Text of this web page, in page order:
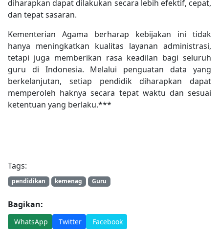
diharapkan dapat dilakukan secara lebih efektif, cepat,
dan tepat sasaran.
Kementerian Agama berharap kebijakan ini tidak
hanya meningkatkan kualitas layanan administrasi,
tetapi juga memberikan rasa keadilan bagi seluruh
guru di Indonesia. Melalui penguatan data yang
berkelanjutan, setiap pendidik diharapkan dapat
memperoleh haknya secara tepat waktu dan sesuai
ketentuan yang berlaku.***
Tags:
pendidikan kemenag Guru
Bagikan:
WhatsApp Twitter Facebook